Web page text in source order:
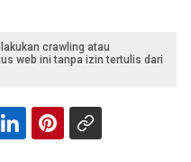
crawling atau
web ini tanpa izin tertulis dari